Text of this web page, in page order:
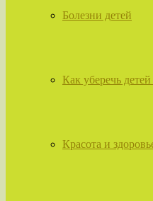
Болезни детей
Как уберечь
Красота и